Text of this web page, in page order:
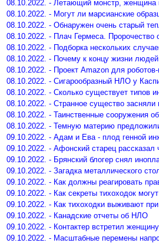
08.10.2022. - Летающий монстр, женщина
08.10.2022. - Могут ли марсианские
08.10.2022. - Обнаружен очень старый
08.10.2022. - Плач Гермеса. Пророчество
08.10.2022. - Подборка нескольких
08.10.2022. - Почему к концу жизни
08.10.2022. - Проект Amazon для
08.10.2022. - Сигарообразный НЛО у
08.10.2022. - Сколько существует типов
08.10.2022. - Странное существо
08.10.2022. - Таинственные сооружения
08.10.2022. - Темную материю
09.10.2022. - Адам и Ева - плод генной
09.10.2022. - Афонский старец рассказал
09.10.2022. - Брянский блогер снял
09.10.2022. - Загадка металлического
09.10.2022. - Как должны реагировать
09.10.2022. - Как секреты тихоходок
09.10.2022. - Как тихоходки выживают
09.10.2022. - Канадские отчеты об НЛО
09.10.2022. - Контактер встретил
09.10.2022. - Масштабные перемены